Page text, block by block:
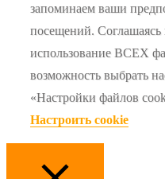
запоминаем ваши
посещений. Соглашаясь
использование ВСЕХ
возможность выбрать
«Настройки файлов
Настроить cookie